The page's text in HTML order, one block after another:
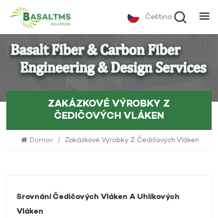
Čeština
ZAKÁZKOVÉ VÝROBKY Z
ČEDIČOVÝCH VLÁKEN
Domov / Zakázkové Výrobky Z Čedičových Vláken
Srovnání Čedičových Vláken A Uhlíkových
Vláken